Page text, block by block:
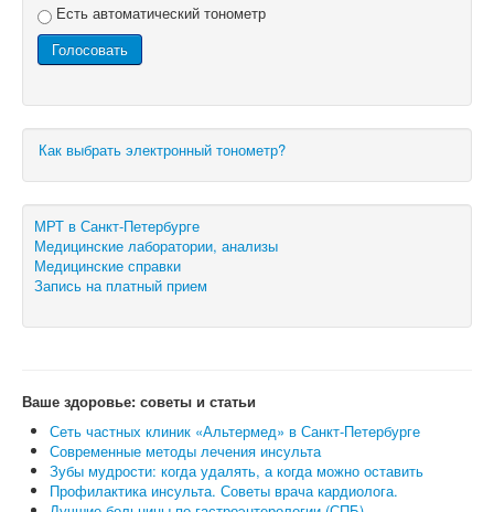
Есть автоматический тонометр
Как выбрать электронный тонометр?
МРТ в Санкт-Петербурге
Медицинские лаборатории, анализы
Медицинские справки
Запись на платный прием
Ваше здоровье: советы и статьи
Сеть частных клиник «Альтермед» в Санкт-Петербурге
Современные методы лечения инсульта
Зубы мудрости: когда удалять, а когда можно оставить
Профилактика инсульта. Советы врача кардиолога.